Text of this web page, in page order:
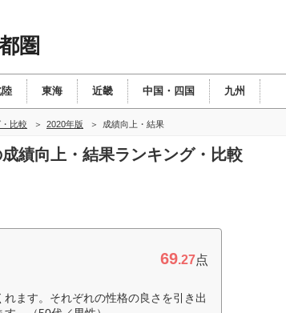
圏
東海 近畿 中国・四国 九州
比較 2020年版 成績向上・結果
績向上・結果ランキング・比較
69.27点
ます。それぞれの性格の良さを引き出